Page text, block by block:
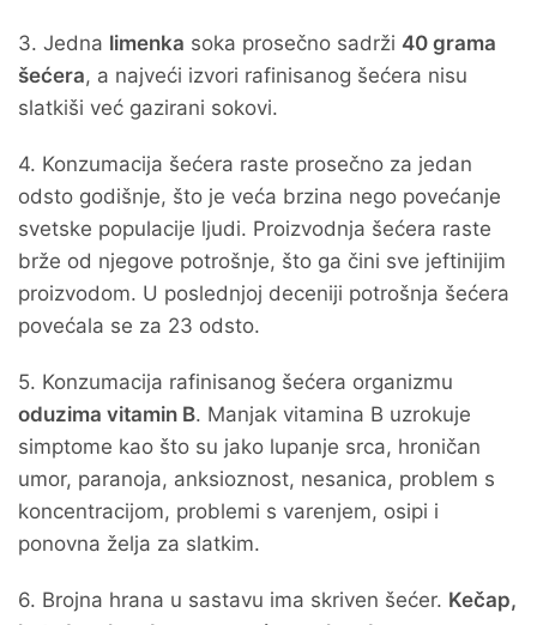
3. Jedna limenka soka prosečno sadrži 40 grama
šećera, a najveći izvori rafinisanog šećera nisu
slatkiši već gazirani sokovi.
4. Konzumacija šećera raste prosečno za jedan
odsto godišnje, što je veća brzina nego povećanje
svetske populacije ljudi. Proizvodnja šećera raste
brže od njegove potrošnje, što ga čini sve jeftinijim
proizvodom. U poslednjoj deceniji potrošnja šećera
povećala se za 23 odsto.
5. Konzumacija rafinisanog šećera organizmu
oduzima vitamin B. Manjak vitamina B uzrokuje
simptome kao što su jako lupanje srca, hroničan
umor, paranoja, anksioznost, nesanica, problem s
koncentracijom, problemi s varenjem, osipi i
ponovna želja za slatkim.
6. Brojna hrana u sastavu ima skriven šećer. Kečap,